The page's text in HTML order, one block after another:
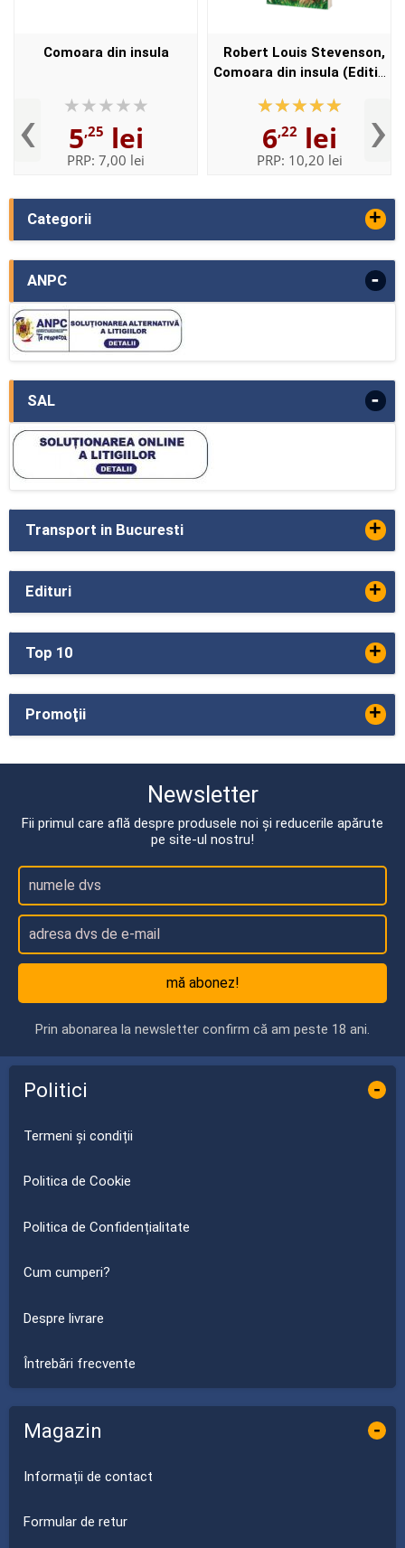
Categorii +
ANPC -
SAL -
‹
Comoara din insula
5,25 lei
PRP: 7,00 lei
Robert Louis Stevenson,
Comoara din insula (Editia
6,22lei
PRP: 10,20 lei ›
Transport in Bucuresti +
Edituri +
Top 10 +
Promoţii +
Newsletter
Fii primul care află despre produsele noi și reducerile apărute
pe site-ul nostru!
mă abonez!
Prin abonarea la newsletter confirm că am peste 18 ani.
Politici -
Termeni și condiții
Politica de Cookie
Politica de Confidențialitate
Cum cumperi?
Despre livrare
Întrebări frecvente
Magazin -
Informații de contact
Formular de retur